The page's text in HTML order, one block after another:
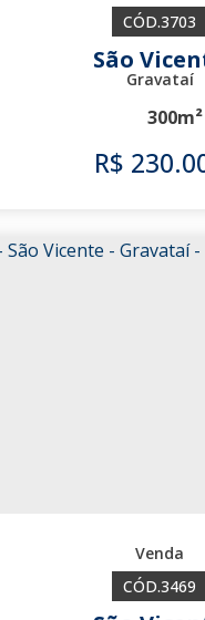
3703
R$
3703
São
Gravataí
300m²
3469